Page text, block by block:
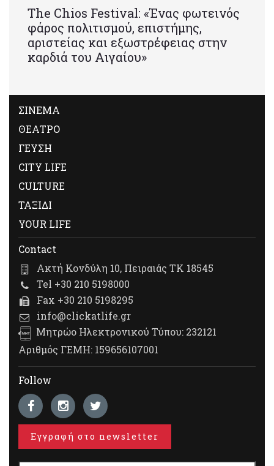
Τhe Chios Festival: «Ένας φωτεινός
φάρος πολιτισμού, επιστήμης,
αριστείας και εξωστρέφειας στην
καρδιά του Αιγαίου»
ΣΙΝΕΜΑ
ΘΕΑΤΡΟ
ΓΕΥΣΗ
CITY LIFE
CULTURE
ΤΑΞΙΔΙ
YOUR LIFE
Contact
Ακτή Κονδύλη 10, Πειραιάς ΤΚ 18545
Tel +30 210 5198000
Fax +30 210 5198295
info@clickatlife.gr
Μητρώο Ηλεκτρονικού Τύπου: 232121
Αριθμός ΓΕΜΗ: 159656107001
Follow
Εγγραφή στο newsletter